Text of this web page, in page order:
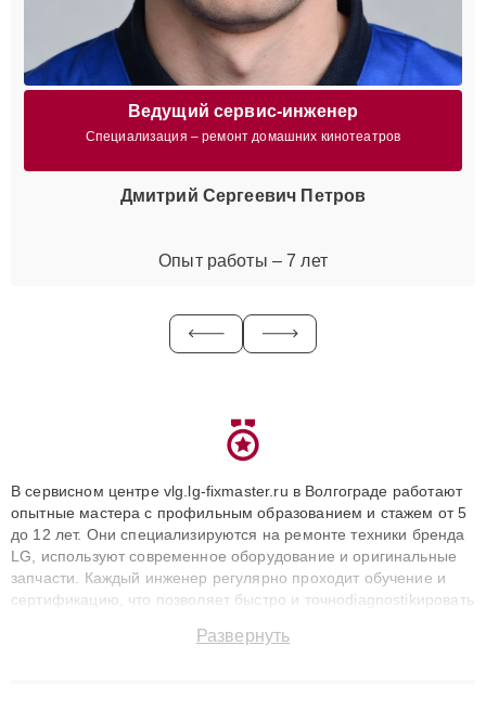
Ведущий сервис-инженер
Специализация – ремонт домашних кинотеатров
Дмитрий Сергеевич Петров
Опыт работы – 7 лет
В сервисном центре vlg.lg-fixmaster.ru в Волгограде работают
опытные мастера с профильным образованием и стажем от 5
до 12 лет. Они специализируются на ремонте техники бренда
LG, используют современное оборудование и оригинальные
запчасти. Каждый инженер регулярно проходит обучение и
сертификацию, что позволяет быстро и точноdiagnostikировать
до 3 лет. Наши мастера решают сложные случаи: от замены
Развернуть